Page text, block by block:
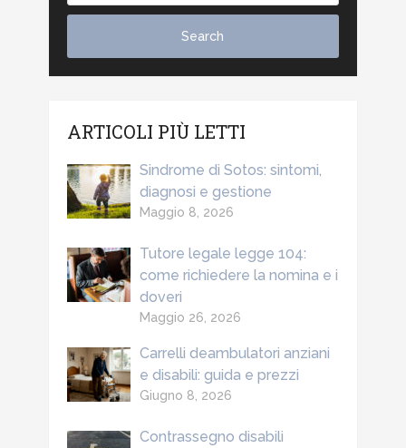
ARTICOLI PIÙ LETTI
Sindrome di Sotos: sintomi,
diagnosi e gestione
Maggio 8, 2026
Tutore legale legge 104:
come richiedere la nomina e i
doveri
Maggio 26, 2026
Carrelli deambulatori anziani
e disabili: guida e prezzi
Giugno 8, 2026
Contrassegno disabili